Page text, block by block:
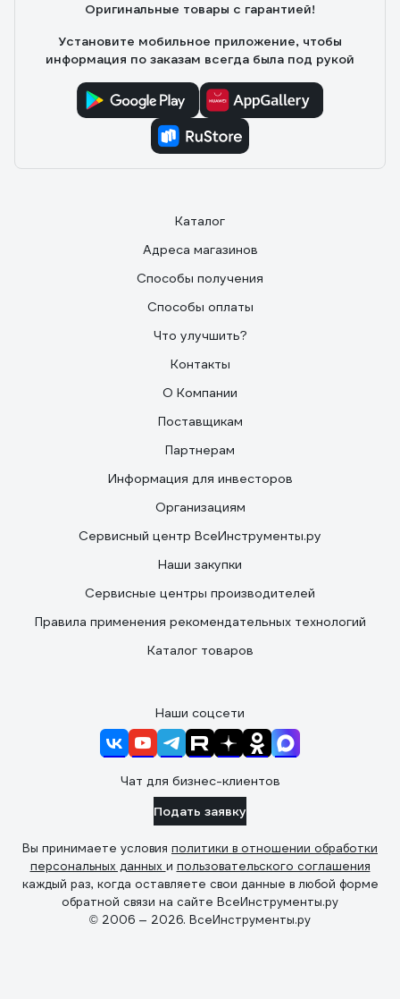
Оригинальные товары с гарантией!
Установите мобильное приложение, чтобы
информация по заказам всегда была под рукой
Каталог
Адреса магазинов
Способы получения
Способы оплаты
Что улучшить?
Контакты
О Компании
Поставщикам
Партнерам
Информация для инвесторов
Организациям
Сервисный центр ВсеИнструменты.ру
Наши закупки
Сервисные центры производителей
Правила применения рекомендательных технологий
Каталог товаров
Наши соцсети
Чат для бизнес-клиентов
Подать заявку
Вы принимаете условия политики в отношении обработки
персональных данных и пользовательского соглашения
каждый раз, когда оставляете свои данные в любой форме
обратной связи на сайте ВсеИнструменты.ру
© 2006 — 2026. ВсеИнструменты.ру